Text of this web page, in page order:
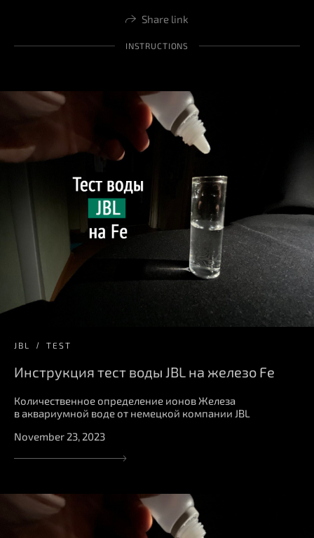
Share link
INSTRUCTIONS
JBL TEST
Инструкция тест воды JBL на железо Fe
Количественное определение ионов Железа
в аквариумной воде от немецкой компании JBL
November 23, 2023